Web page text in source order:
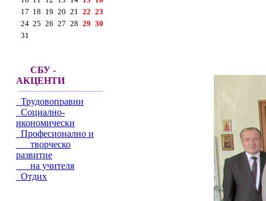
17 18 19 20 21 22 23
24 25 26 27 28 29 30
31
СБУ -
АКЦЕНТИ
Трудовоправни
Социално-
икономически
Професионално и
творческо
развитие
на учителя
Отдих